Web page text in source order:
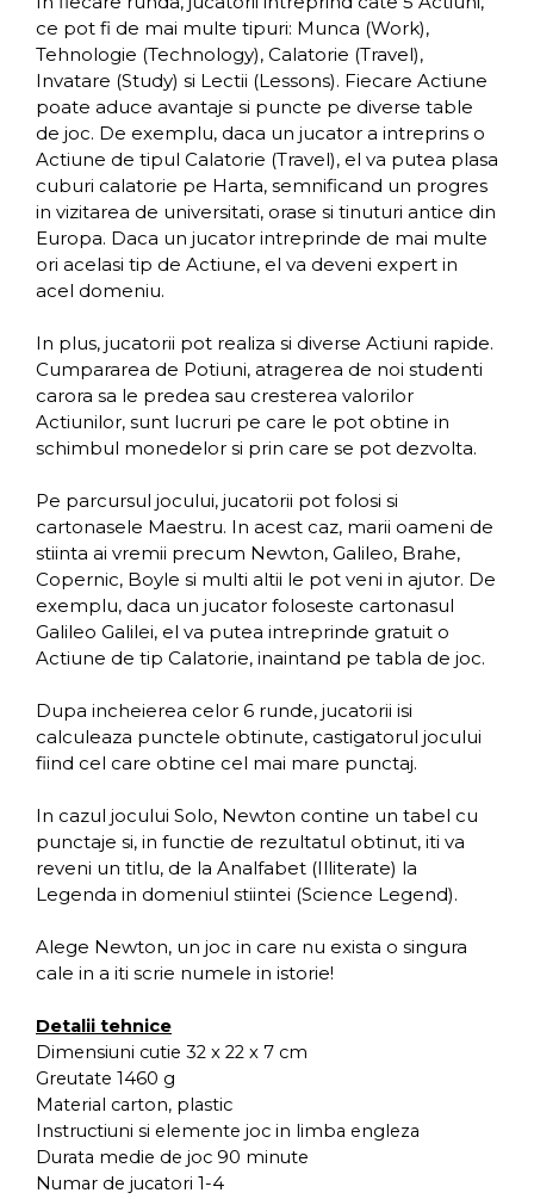
ce pot fi de mai multe tipuri: Munca (Work),
Tehnologie (Technology), Calatorie (Travel),
Invatare (Study) si Lectii (Lessons). Fiecare Actiune
poate aduce avantaje si puncte pe diverse table
de joc. De exemplu, daca un jucator a intreprins o
Actiune de tipul Calatorie (Travel), el va putea plasa
cuburi calatorie pe Harta, semnificand un progres
in vizitarea de universitati, orase si tinuturi antice din
Europa. Daca un jucator intreprinde de mai multe
ori acelasi tip de Actiune, el va deveni expert in
acel domeniu.
In plus, jucatorii pot realiza si diverse Actiuni rapide.
Cumpararea de Potiuni, atragerea de noi studenti
carora sa le predea sau cresterea valorilor
Actiunilor, sunt lucruri pe care le pot obtine in
schimbul monedelor si prin care se pot dezvolta.
Pe parcursul jocului, jucatorii pot folosi si
cartonasele Maestru. In acest caz, marii oameni de
stiinta ai vremii precum Newton, Galileo, Brahe,
Copernic, Boyle si multi altii le pot veni in ajutor. De
exemplu, daca un jucator foloseste cartonasul
Galileo Galilei, el va putea intreprinde gratuit o
Actiune de tip Calatorie, inaintand pe tabla de joc.
Dupa incheierea celor 6 runde, jucatorii isi
calculeaza punctele obtinute, castigatorul jocului
fiind cel care obtine cel mai mare punctaj.
In cazul jocului Solo, Newton contine un tabel cu
punctaje si, in functie de rezultatul obtinut, iti va
reveni un titlu, de la Analfabet (Illiterate) la
Legenda in domeniul stiintei (Science Legend).
Alege Newton, un joc in care nu exista o singura
cale in a iti scrie numele in istorie!
Detalii tehnice
Dimensiuni cutie 32 x 22 x 7 cm
Greutate 1460 g
Material carton, plastic
Instructiuni si elemente joc in limba engleza
Durata medie de joc 90 minute
Numar de jucatori 1-4